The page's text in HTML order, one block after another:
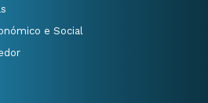
e Social